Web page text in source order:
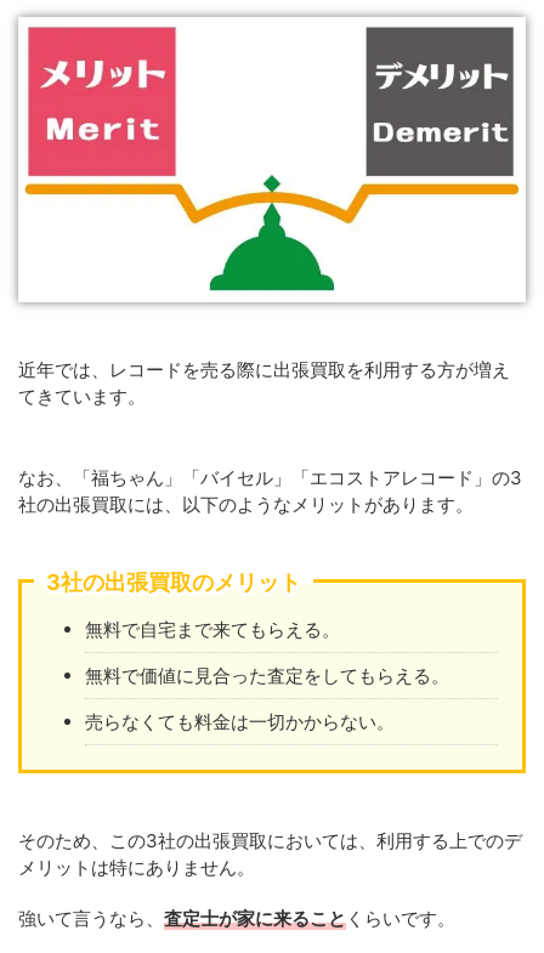
近年では、レコードを売る際に出張買取を利用する方が増え
てきています。
なお、「福ちゃん」「バイセル」「エコストアレコード」の3
社の出張買取には、以下のようなメリットがあります。
3社の出張買取のメリット
無料で自宅まで来てもらえる。
無料で価値に見合った査定をしてもらえる。
売らなくても料金は一切かからない。
そのため、この3社の出張買取においては、利用する上でのデ
メリットは特にありません。
強いて言うなら、 査定士が家に来ること くらいです。